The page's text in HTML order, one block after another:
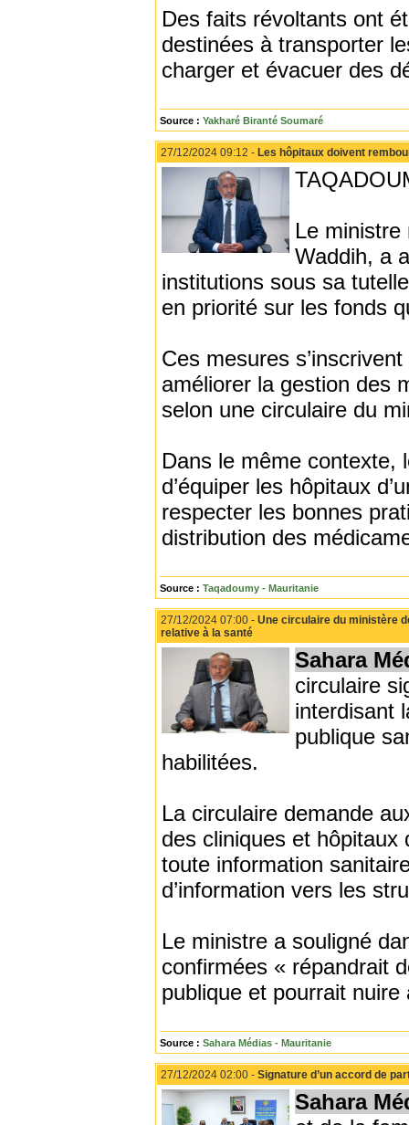
Des faits révoltants ont
destinées à transporter
charger et évacuer des
Source : Yakharé Biranté Soumaré
27/12/2024 09:12 - Les hôpitaux doivent
Le ministre
Waddih, a
institutions sous sa
en priorité sur les fonds
Ces mesures
améliorer la gestion des
selon une circulaire du
Dans le même contexte,
d’équiper les hôpitaux
respecter les bonnes
distribution des
Source : Taqadoumy - Mauritanie
27/12/2024 07:00 - Une circulaire du ministère
relative à la santé
Sahara
circulaire
interdisant
publique
habilitées.
La circulaire demande
des cliniques et
toute information
d’information vers les
Le ministre a souligné
confirmées « répandrait
publique et pourrait
Source : Sahara Médias - Mauritanie
27/12/2024 02:00 - Signature d’un accord de
Sahara